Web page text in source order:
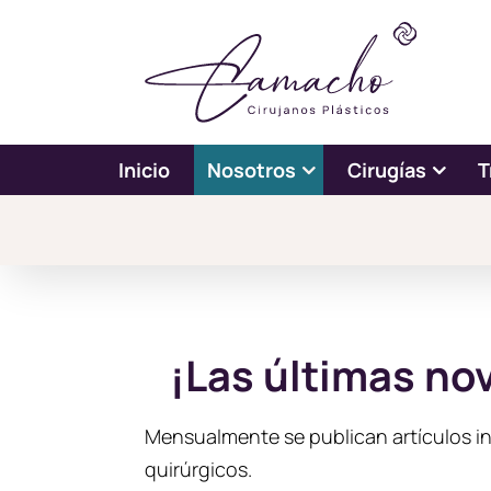
Inicio Nosotros Cirugías
¡Las últimas
Mensualmente se publican artículos
quirúrgicos.